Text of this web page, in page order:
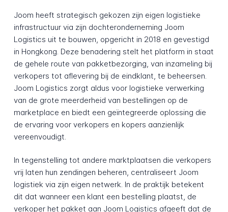
Joom heeft strategisch gekozen zijn eigen logistieke
infrastructuur via zijn dochteronderneming Joom
Logistics uit te bouwen, opgericht in 2018 en gevestigd
in Hongkong. Deze benadering stelt het platform in staat
de gehele route van pakketbezorging, van inzameling bij
verkopers tot aflevering bij de eindklant, te beheersen.
Joom Logistics zorgt aldus voor logistieke verwerking
van de grote meerderheid van bestellingen op de
marketplace en biedt een geïntegreerde oplossing die
de ervaring voor verkopers en kopers aanzienlijk
vereenvoudigt.
In tegenstelling tot andere marktplaatsen die verkopers
vrij laten hun zendingen beheren, centraliseert Joom
logistiek via zijn eigen netwerk. In de praktijk betekent
dit dat wanneer een klant een bestelling plaatst, de
verkoper het pakket aan Joom Logistics afgeeft dat de